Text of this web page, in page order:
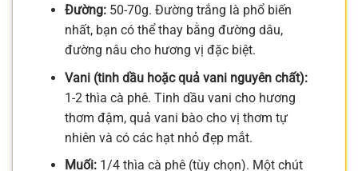
Đường:50-70g. Đường trắng là phổ biến
nhất, bạn có thể thay bằng đường dâu,
đường nâu cho hương vị đặc biệt.
Vani (tinh dầu hoặc quả vani nguyên chất):
1-2 thìa cà phê. Tinh dầu vani cho hương
thơm đậm, quả vani bào cho vị thơm tự
nhiên và có các hạt nhỏ đẹp mắt.
Muối:1/4 thìa cà phê (tùy chọn). Một chút